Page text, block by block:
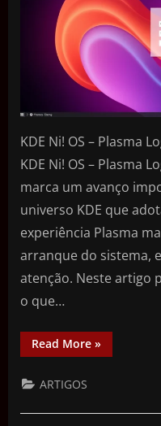
KDE Ni! OS – Plasma
KDE Ni! OS – Plasma
marca um avanço
universo KDE que
experiência Plasma
arranque do sistema,
atenção. Neste artigo
o que…
Read More »
ARTIGOS